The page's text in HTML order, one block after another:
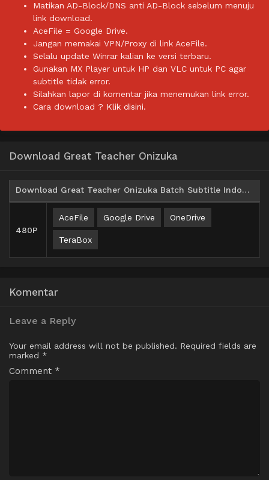
Matikan AD-Block/DNS anti AD-Block sebelum menuju
link download.
AceFile = Google Drive.
Jangan memakai VPN/Proxy di link AceFile.
Selalu update Winrar kalian ke versi terbaru.
Gunakan MX Player untuk HP dan VLC untuk PC agar
subtitle tidak error.
Silahkan lapor di komentar jika menemukan link error.
Cara download ? Klik disini.
Download Great Teacher Onizuka
Download Great Teacher Onizuka Batch Subtitle Indonesia
480P
AceFile Google Drive OneDrive
TeraBox
Komentar
Leave a Reply
Your email address will not be published. Required fields are
marked *
Comment *